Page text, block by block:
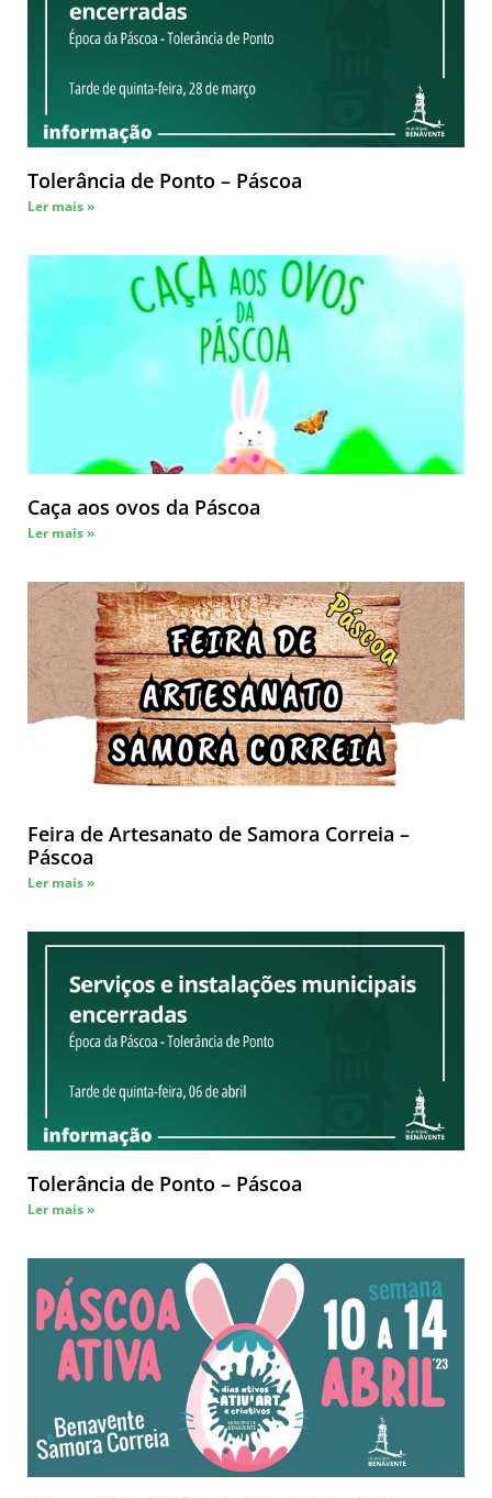
Tolerância de Ponto – Páscoa
Ler mais »
Caça aos ovos da Páscoa
Ler mais »
Feira de Artesanato de Samora Correia –
Páscoa
Ler mais »
Tolerância de Ponto – Páscoa
Ler mais »